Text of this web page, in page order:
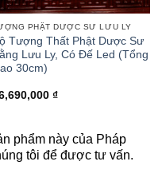
PHẬT DƯỢC SƯ LƯU LY
Tượng Thất Phật Dược Sư
Lưu Ly, Có Đế Led (Tổng
30cm)
₫
phẩm này của Pháp
tôi để được tư vấn.